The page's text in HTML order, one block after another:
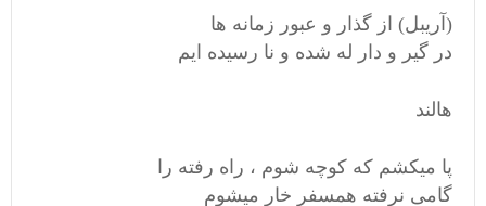
(آریبل) از گذار و عبور زمانه ها
در گیر و دار له شده و نا رسیده ایم
هالند
پا میکشم که کوچه شوم ، راه رفته را
گامی نرفته همسفر خار میشوم